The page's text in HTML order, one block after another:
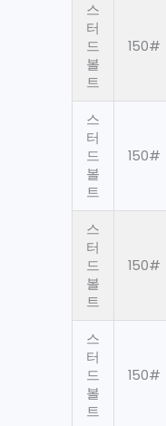
스
터
드
볼
트
150#
스
터
드
볼
트
150#
스
터
드
볼
트
150#
스
터
드
볼
트
150#